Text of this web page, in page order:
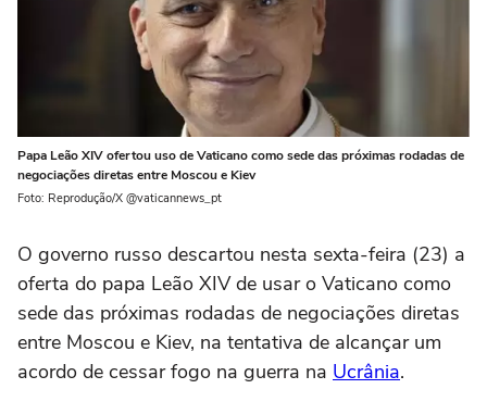
Papa Leão XIV ofertou uso de Vaticano como sede das próximas rodadas de
negociações diretas entre Moscou e Kiev
Foto: Reprodução/X @vaticannews_pt
O governo russo descartou nesta sexta-feira (23) a
oferta do papa Leão XIV de usar o Vaticano como
sede das próximas rodadas de negociações diretas
entre Moscou e Kiev, na tentativa de alcançar um
acordo de cessar fogo na guerra na Ucrânia.